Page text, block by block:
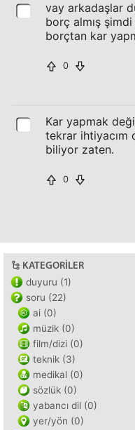
vay arkadaşlar
borç almış
borçtan kar
0
Kar yapmak
tekrar ihtiyacım
biliyor zaten.
0
KATEGORILER
duyuru (1)
soru (22)
ai (0)
müzik (0)
film/dizi (0)
teknik (3)
medikal (0)
sözlük (0)
yabancı dil (0)
yer/yön (0)